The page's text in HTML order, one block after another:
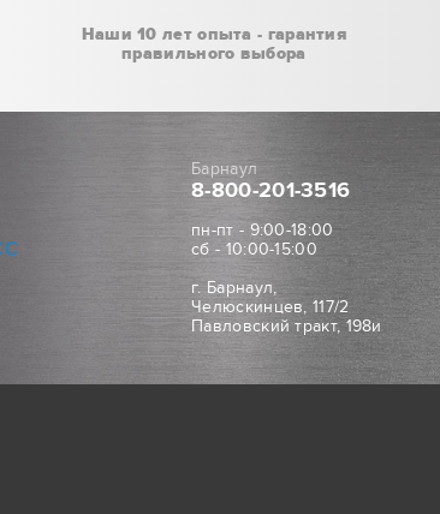
Наши 10 лет опыта - гарантия
правильного выбора
Барнаул
8-800-201-3516
пн-пт - 9:00-18:00
сб - 10:00-15:00
г. Барнаул,
Челюскинцев, 117/2
Павловский тракт, 198и